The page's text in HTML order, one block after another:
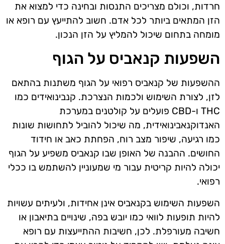
חרדות, וכולם מצריכים התנסות ובחינה כדי למצוא את
הזן המתאים ביותר לכל אדם. חשוב להתייעץ עם רופא או
מומחה בתחום שיכול להמליץ על הזן הנכון.
השפעות קנאביס על הגוף
ההשפעות של קנאביס רפואי על הגוף משתנות בהתאם
לזן, לצורת השימוש ולכמות הנצרכת. קנבינואידים כמו
THC ו-CBD פועלים על קולטנים במערכת
האנדוקנאבינואידית, מה שיכול להוביל לתחושות שונות
כמו רגיעה, שיפור מצב רוח, הפחתת כאב או חידוד
החושים. ההבנה של האופן שבו קנאביס משפיע על הגוף
יכולה להיות קריטית עבור מי שמעוניין להשתמש בו ככלי
רפואי.
השפעות השימוש בקנאביס אינן אחידות, ולעיתים עשויות
להיות תופעות לוואי כמו יובש בפה, שינויים בתיאבון או
חשיבה מעורפלת. לכן, חשיבות ההתייעצות עם רופא